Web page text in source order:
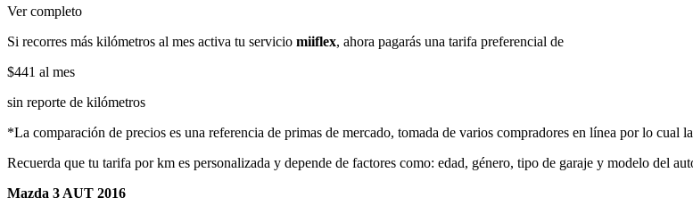
Ver completo
Si recorres más kilómetros al mes activa tu servicio miiflex, ahora pagarás una tarifa preferencial de
$441 al mes
sin reporte de kilómetros
*La comparación de precios es una referencia de primas de mercado, tomada de varios compradores en línea por lo cual
Recuerda que tu tarifa por km es personalizada y depende de factores como: edad, género, tipo de garaje y modelo del
Mazda 3 AUT 2016